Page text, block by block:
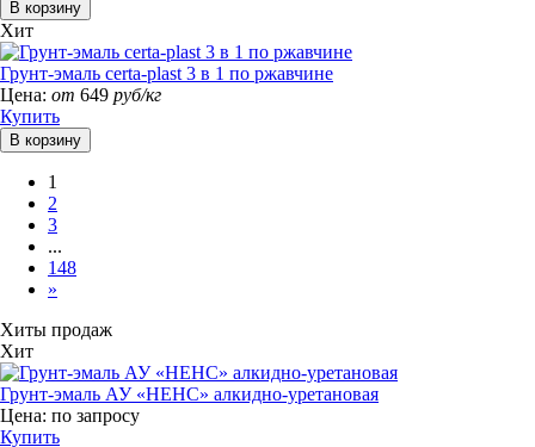
Хит
Грунт-эмаль certa-plast 3 в 1 по ржавчине
Цена: от 649 руб/кг
Купить
1
2
3
...
148
»
Хиты продаж
Хит
Грунт-эмаль АУ «НЕНС» алкидно-уретановая
Цена: по запросу
Купить